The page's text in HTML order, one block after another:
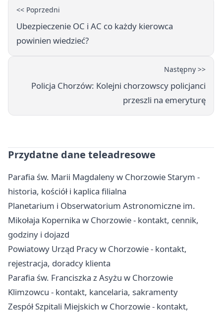
<< Poprzedni
Ubezpieczenie OC i AC co każdy kierowca
powinien wiedzieć?
Następny >>
Policja Chorzów: Kolejni chorzowscy policjanci
przeszli na emeryturę
Przydatne dane teleadresowe
Parafia św. Marii Magdaleny w Chorzowie Starym -
historia, kościół i kaplica filialna
Planetarium i Obserwatorium Astronomiczne im.
Mikołaja Kopernika w Chorzowie - kontakt, cennik,
godziny i dojazd
Powiatowy Urząd Pracy w Chorzowie - kontakt,
rejestracja, doradcy klienta
Parafia św. Franciszka z Asyżu w Chorzowie
Klimzowcu - kontakt, kancelaria, sakramenty
Zespół Szpitali Miejskich w Chorzowie - kontakt,